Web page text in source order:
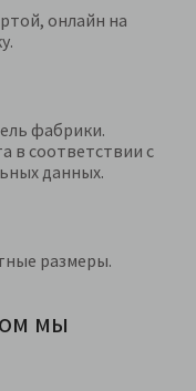
онлайн на
фабрики.
в соответствии с
данных.
размеры.
мы